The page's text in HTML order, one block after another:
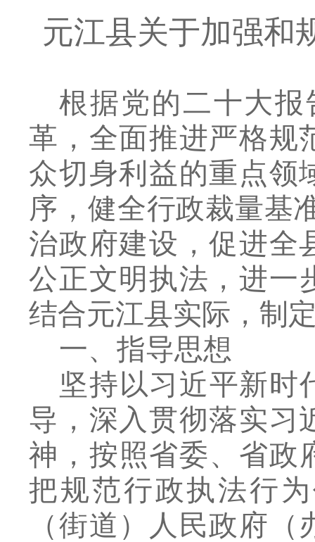
元江县关于加强和
根据党的二十大报
革，全面推进严格规
众切身利益的重点领
序，健全行政裁量基
治政府建设，促进全
公正文明执法，进一
结合元江县实际，制
一、指导思想
坚持以习近平新时
导，深入贯彻落实习
神， 按照省委、省政
把规范行政执法行
（街道）人民政府